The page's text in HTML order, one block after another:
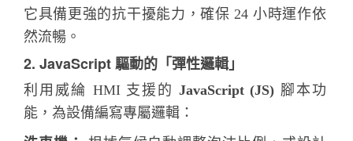
它具備更強的抗干擾能力，確保 24 小時運作依
然流暢。
2. JavaScript 驅動的「彈性邏輯」
利用威綸 HMI 支援的JavaScript (JS) 腳本功
能，為設備編寫專屬邏輯：